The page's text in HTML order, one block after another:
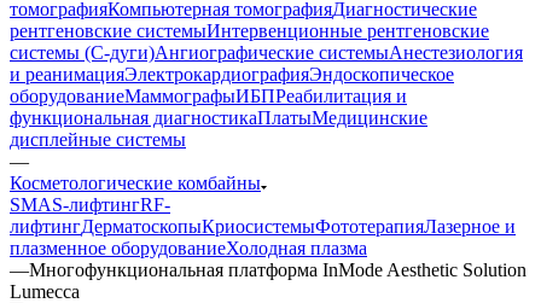
томографияКомпьютерная томографияДиагностические
рентгеновские системыИнтервенционные рентгеновские
системы (С-дуги)Ангиографические системыАнестезиология
и реанимацияЭлектрокардиографияЭндоскопическое
оборудованиеМаммографыИБПРеабилитация и
функциональная диагностикаПлатыМедицинские
дисплейные системы
—
Косметологические комбайны
SMAS-лифтингRF-
лифтингДерматоскопыКриосистемыФототерапияЛазерное и
плазменное оборудованиеХолодная плазма
—Многофункциональная платформа InMode Aesthetic Solution
Lumecca